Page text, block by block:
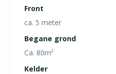
Front
ca. 5 meter
Begane grond
Ca. 80m²
Kelder